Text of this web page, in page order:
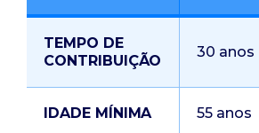
TEMPO DE
CONTRIBUIÇÃO
30 anos
IDADE MÍNIMA 55 anos